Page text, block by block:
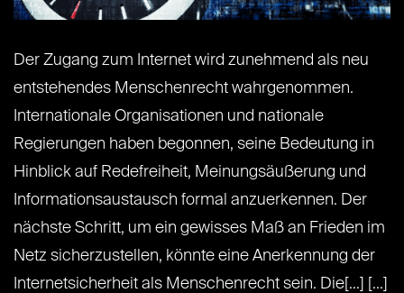
Der Zugang zum Internet wird zunehmend als neu
entstehendes Menschenrecht wahrgenommen.
Internationale Organisationen und nationale
Regierungen haben begonnen, seine Bedeutung in
Hinblick auf Redefreiheit, Meinungsäußerung und
Informationsaustausch formal anzuerkennen. Der
nächste Schritt, um ein gewisses Maß an Frieden im
Netz sicherzustellen, könnte eine Anerkennung der
Internetsicherheit als Menschenrecht sein. Die[...] [...]